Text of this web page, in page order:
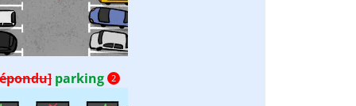
parking 2